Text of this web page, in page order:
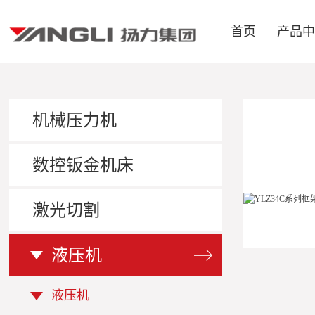
首页 产品
机械压力机
数控钣金机床
激光切割
液压机
液压机